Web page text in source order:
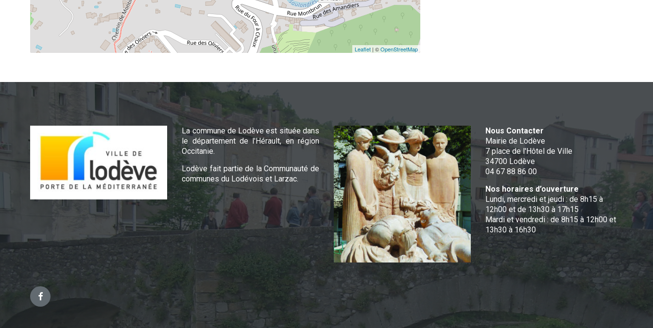
Leaflet | ©OpenStreetMap
La commune de Lodève est située dans
le département de l'Hérault, en région
Occitanie.
Lodève fait partie de la Communauté de
communes du Lodévois et Larzac.
Nous Contacter
Mairie de Lodève
7 place de l'Hôtel de Ville
34700 Lodève
04 67 88 86 00
Nos horaires d’ouverture
Lundi, mercredi et jeudi : de 8h15 à
12h00 et de 13h30 à 17h15
Mardi et vendredi : de 8h15 à 12h00 et
13h30 à 16h30
Facebook